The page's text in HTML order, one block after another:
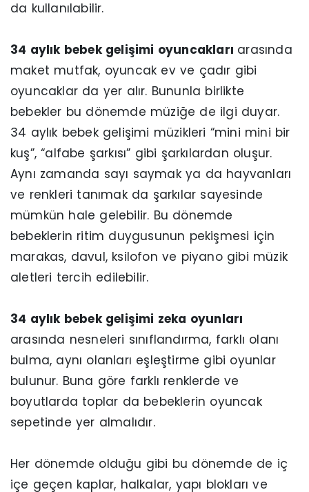
da kullanılabilir.
34 aylık bebek gelişimi oyuncakları arasında
maket mutfak, oyuncak ev ve çadır gibi
oyuncaklar da yer alır. Bununla birlikte
bebekler bu dönemde müziğe de ilgi duyar.
34 aylık bebek gelişimi müzikleri “mini mini bir
kuş”, “alfabe şarkısı” gibi şarkılardan oluşur.
Aynı zamanda sayı saymak ya da hayvanları
ve renkleri tanımak da şarkılar sayesinde
mümkün hale gelebilir. Bu dönemde
bebeklerin ritim duygusunun pekişmesi için
marakas, davul, ksilofon ve piyano gibi müzik
aletleri tercih edilebilir.
34 aylık bebek gelişimi zeka oyunları
arasında nesneleri sınıflandırma, farklı olanı
bulma, aynı olanları eşleştirme gibi oyunlar
bulunur. Buna göre farklı renklerde ve
boyutlarda toplar da bebeklerin oyuncak
sepetinde yer almalıdır.
Her dönemde olduğu gibi bu dönemde de iç
içe geçen kaplar, halkalar, yapı blokları ve